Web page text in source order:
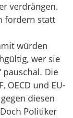
verdrängen.
fordern statt
würden
wer sie
pauschal. Die
OECD und EU-
diesen
Politiker